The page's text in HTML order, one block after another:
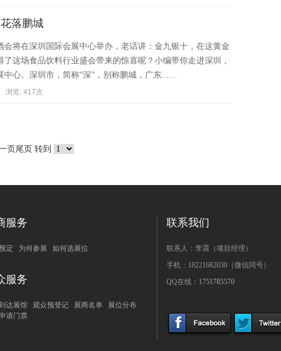
落鹏城
会将在深圳国际会展中心举办，老话讲：金九银十，在这黄金
了这场食品饮料行业盛会带来的惊喜呢？小编带你走进深圳，
中心。深圳市，简称“深”，别称鹏城，广东...…
浏览: 417次
页尾页 转到
服务
定 为何参展 如何选展位
服务
达展馆 观众预登记 展商名单 展位分布
请门票
联系我们
联系人：李震（项目经理）
手机：18221682030（微信同号）
QQ在线： 1751785570